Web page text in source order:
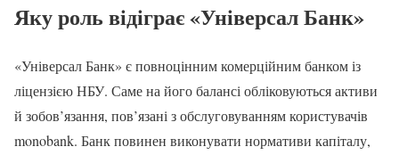
Яку роль відіграє «Універсал Банк»
«Універсал Банк» є повноцінним комерційним банком із
ліцензією НБУ. Саме на його балансі обліковуються активи
й зобов’язання, пов’язані з обслуговуванням користувачів
monobank. Банк повинен виконувати нормативи капіталу,